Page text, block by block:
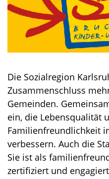
Die Sozialregion
Zusammenschluss
Gemeinden.
ein, die Lebensqualität
Familienfreundlichkeit
verbessern. Auch die
Sie ist als
zertifiziert und